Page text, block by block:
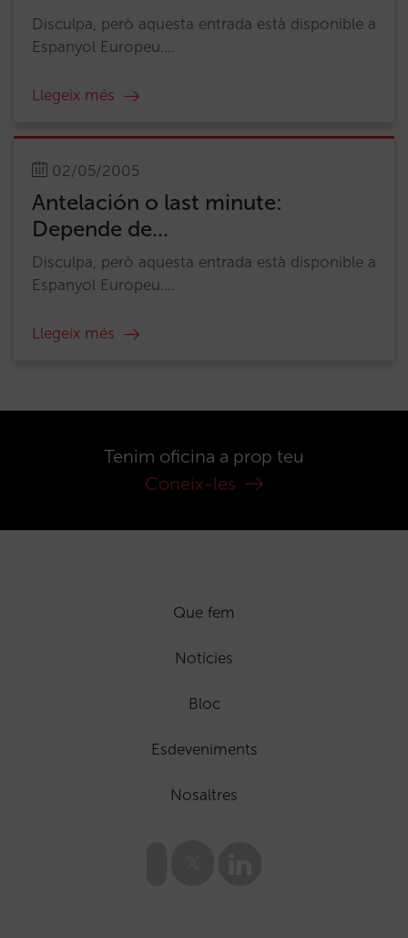
Disculpa, però aquesta entrada està disponible a
Espanyol Europeu....
Llegeix més
02/05/2005
Antelación o last minute:
Depende de...
Disculpa, però aquesta entrada està disponible a
Espanyol Europeu....
Llegeix més
Tenim oficina a prop teu
Coneix-les
Que fem
Notícies
Bloc
Esdeveniments
Nosaltres